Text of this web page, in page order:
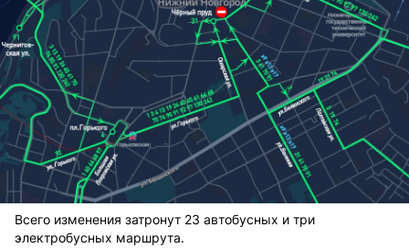
Всего изменения затронут 23 автобусных и три
электробусных маршрута.